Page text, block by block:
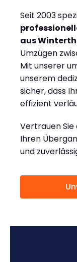
Seit 2003
aus
Umzügen
Mit unserer
unserem
sicher, dass
effizient
Vertrauen Sie
Ihren
und